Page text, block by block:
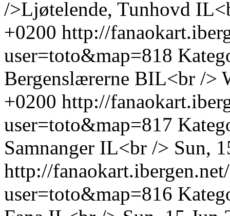
/>Ljøtelende, Tunhovd
+0200 http://
user=toto&map=818
Bergenslærerne BIL<br />
+0200 http://
user=toto&map=817
Samnanger IL<br /> Sun,
http://
user=toto&map=816